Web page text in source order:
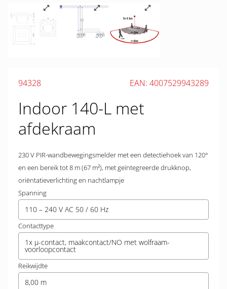
94328 EAN: 4007529943289
Indoor 140-L met
afdekraam
230 V PIR-wandbewegingsmelder met een detectiehoek van 120°
en een bereik tot 8 m (67 m²), met geïntegreerde drukknop,
oriëntatieverlichting en nachtlampje
Spanning
110 – 240 V AC 50 / 60 Hz
Contacttype
1x µ-contact, maakcontact/NO met wolfraam-
voorloopcontact
Reikwijdte
8,00 m